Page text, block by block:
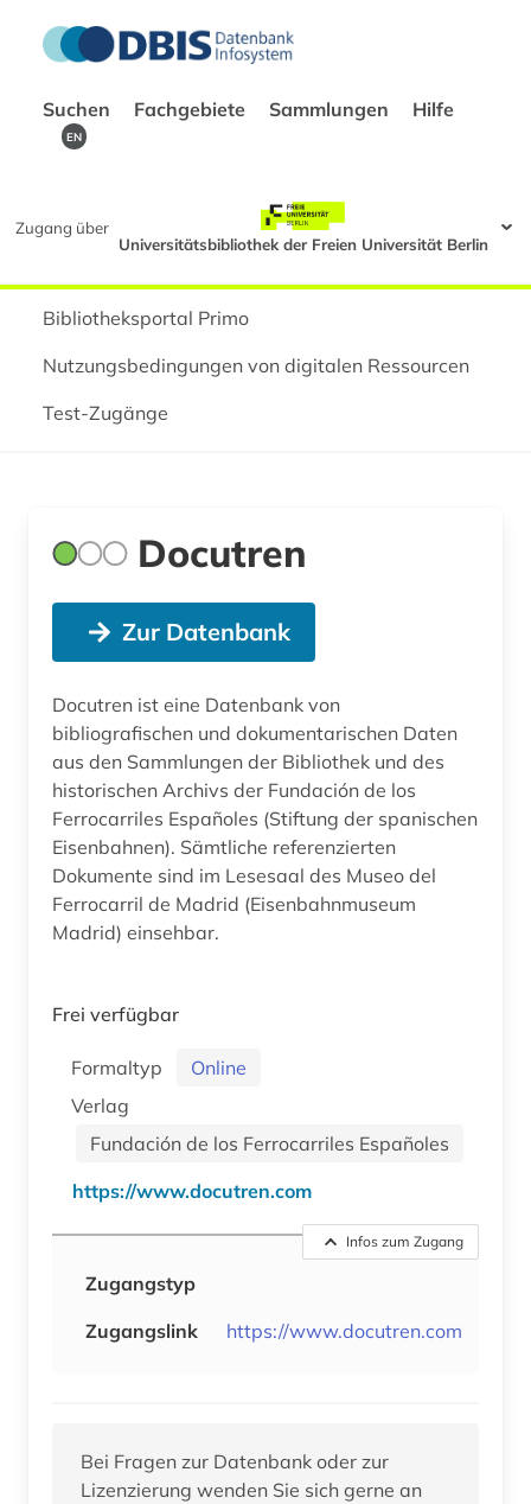
Suchen Fachgebiete Sammlungen Hilfe
EN
Zugang über
Universitätsbibliothek der Freien Universität Berlin
Bibliotheksportal Primo
Nutzungsbedingungen von digitalen Ressourcen
Test-Zugänge
Docutren
Zur Datenbank
Docutren ist eine Datenbank von
bibliografischen und dokumentarischen Daten
aus den Sammlungen der Bibliothek und des
historischen Archivs der Fundación de los
Ferrocarriles Españoles (Stiftung der spanischen
Eisenbahnen). Sämtliche referenzierten
Dokumente sind im Lesesaal des Museo del
Ferrocarril de Madrid (Eisenbahnmuseum
Madrid) einsehbar.
Frei verfügbar
Formaltyp
Online
Verlag
Fundación de los Ferrocarriles Españoles
https://www.docutren.com
Infos zum Zugang
Zugangstyp
Zugangslink
https://www.docutren.com
Bei Fragen zur Datenbank oder zur
Lizenzierung wenden Sie sich gerne an